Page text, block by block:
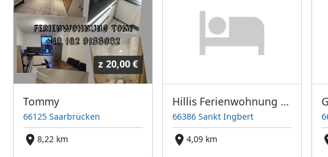
z 20,00 €
Tommy
66125 Saarbrücken
8,22 km
Hillis Ferienwohnung Saarland
66386 Sankt Ingbert
4,09 km